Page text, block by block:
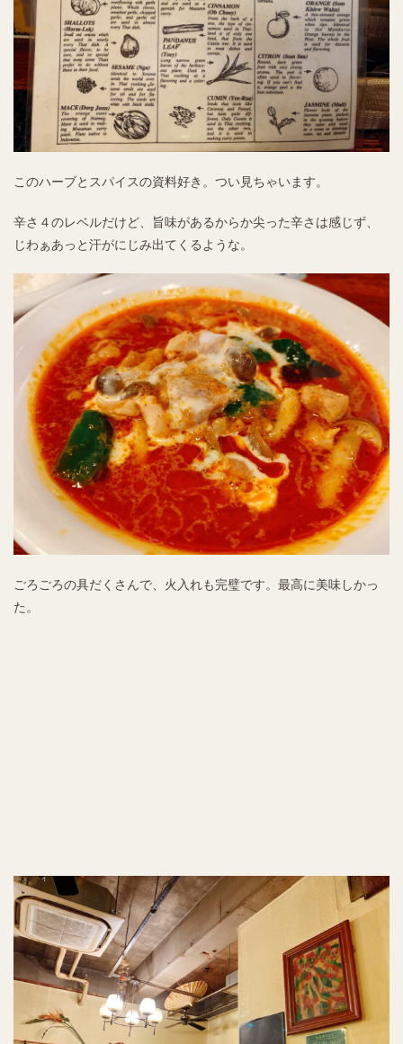
このハーブとスパイスの資料好き。つい見ちゃいます。
辛さ４のレベルだけど、旨味があるからか尖った辛さは感じず、
じわぁあっと汗がにじみ出てくるような。
ごろごろの具だくさんで、火入れも完璧です。最高に美味しかっ
た。